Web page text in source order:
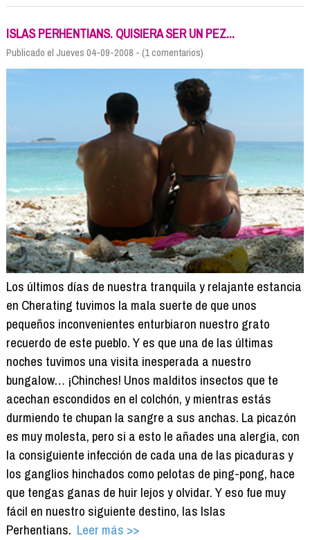
ISLAS PERHENTIANS. QUISIERA SER UN PEZ...
Publicado el Jueves 04-09-2008 - (1 comentarios)
Los últimos días de nuestra tranquila y relajante estancia
en Cherating tuvimos la mala suerte de que unos
pequeños inconvenientes enturbiaron nuestro grato
recuerdo de este pueblo. Y es que una de las últimas
noches tuvimos una visita inesperada a nuestro
bungalow… ¡Chinches! Unos malditos insectos que te
acechan escondidos en el colchón, y mientras estás
durmiendo te chupan la sangre a sus anchas. La picazón
es muy molesta, pero si a esto le añades una alergia, con
la consiguiente infección de cada una de las picaduras y
los ganglios hinchados como pelotas de ping-pong, hace
que tengas ganas de huir lejos y olvidar. Y eso fue muy
fácil en nuestro siguiente destino, las Islas
Perhentians. Leer más >>